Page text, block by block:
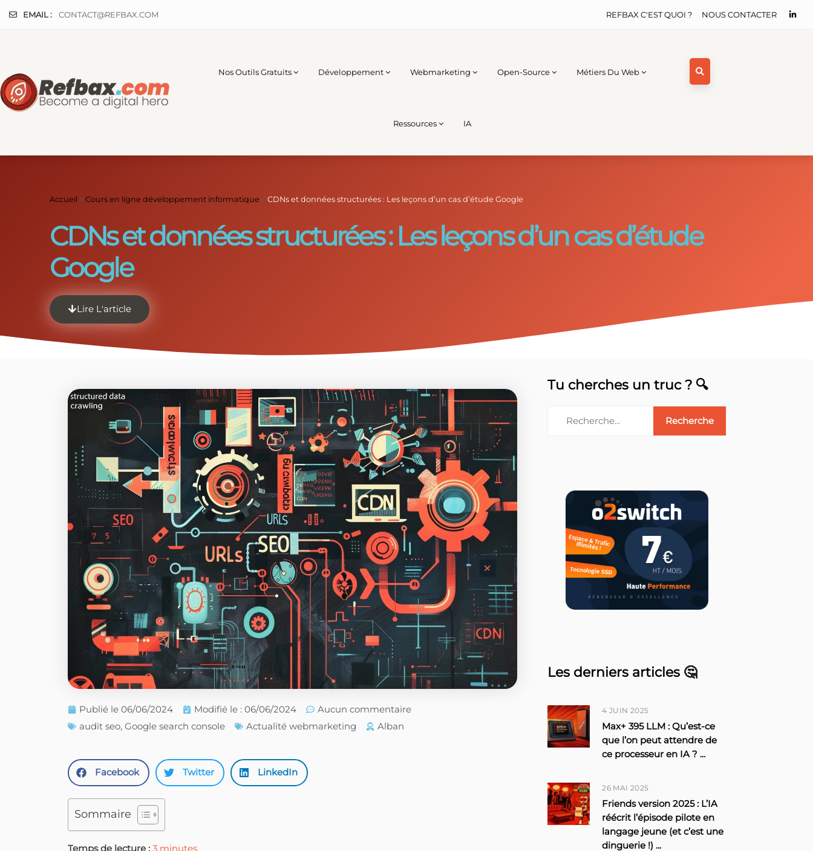
EMAIL : CONTACT@REFBAX.COM NOUS CONTACTER
REFBAX C'EST QUOI ?
Nos Outils Gratuits Développement Webmarketing Open-Source Métiers Du Web
Ressources IA
Accueil > Cours en ligne développement informatique > CDNs et données structurées : Les leçons d’un cas d’étude Google
CDNs et données structurées : Les leçons d’un cas d’étude
Google
Lire L'article
Publié le 06/06/2024 Modifié le : 06/06/2024
Aucun commentaire
audit seo, Google search console Actualité webmarketing Alban
Facebook Twitter LinkedIn
Sommaire
Temps de lecture : 3 minutes
Tu cherches un truc ? 🔍
Les derniers articles 🤔
4 JUIN 2025
Max+ 395 LLM : Qu’est-ce
que l’on peut attendre de
ce processeur en IA ? ...
26 MAI 2025
Friends version 2025 : L’IA
réécrit l’épisode pilote en
langage jeune (et c’est une
dinguerie !) ...